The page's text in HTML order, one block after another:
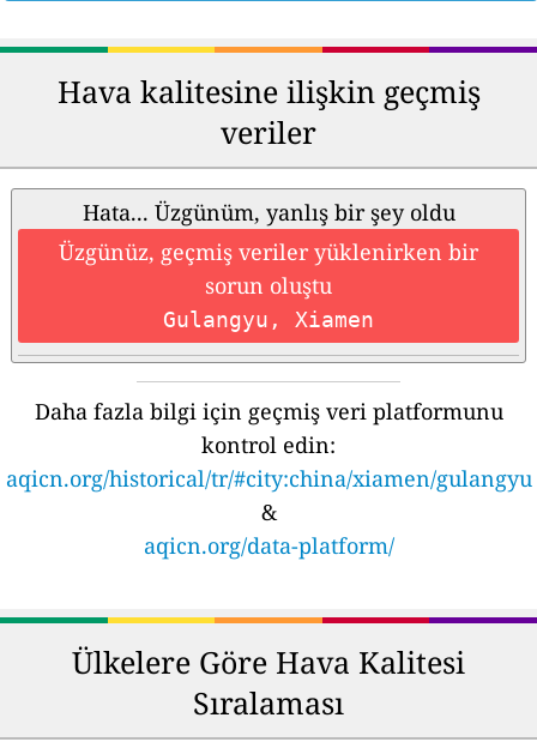
Hava kalitesine ilişkin geçmiş
veriler
Hata... Üzgünüm, yanlış bir şey oldu
Üzgünüz, geçmiş veriler yüklenirken bir
sorun oluştu
Gulangyu, Xiamen
Daha fazla bilgi için geçmiş veri platformunu
kontrol edin:
aqicn.org/historical/tr/#city:china/xiamen/gulangyu
&
aqicn.org/data-platform/
Ülkelere Göre Hava Kalitesi
Sıralaması